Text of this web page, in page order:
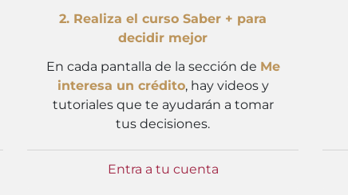
2. Realiza el curso Saber + para
decidir mejor
En cada pantalla de la sección de Me
interesa un crédito, hay videos y
tutoriales que te ayudarán a tomar
tus decisiones.
Entra a tu cuenta